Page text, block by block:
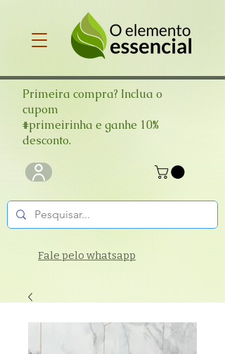
Primeira compra? Inclua o
cupom
#primeirinha e ganhe 10%
desconto.
Fale pelo whatsapp